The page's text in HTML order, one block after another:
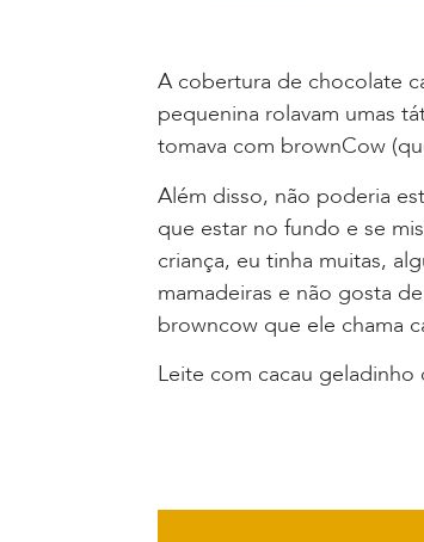
A cobertura de chocolate
pequenina rolavam umas
tomava com brownCow
Além disso, não poderia
que estar no fundo e se
criança, eu tinha muitas,
mamadeiras e não gosta
browncow que ele chama
Leite com cacau